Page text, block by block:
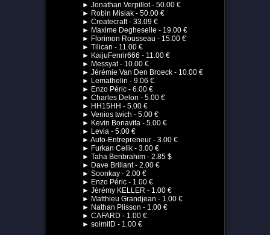
► Jonathan Verpillot - 50.00 €
► Robin Misiak - 50.00 €
► Createcraft - 33.09 €
► Maxime Degheselle - 19.00 €
► Florimon Rousseau - 15.00 €
► Tilican - 11.00 €
► KaijuFenrir666 - 11.00 €
► Messyat - 10.00 €
► Jérémie Van Den Broeck - 10.00 €
► Lemathelin - 9.06 €
► Enzo Péric - 6.00 €
► Charles Delon - 5.00 €
► HH15HH - 5.00 €
► Venios twich - 5.00 €
► Kevin Bonavita - 5.00 €
► Levia - 5.00 €
► Auto-Entrepreneur - 3.00 €
► Furkan Celik - 3.00 €
► Taha Benbrahim - 2.85 $
► Dave Brillant - 2.00 €
► Soonkay - 2.00 €
► Enzo Péric - 1.00 €
► Jérémy KELLER - 1.00 €
► Matthieu Grandjean - 1.00 €
► Nathan Plisson - 1.00 €
► CAFARD - 1.00 €
► soimitD - 1.00 €